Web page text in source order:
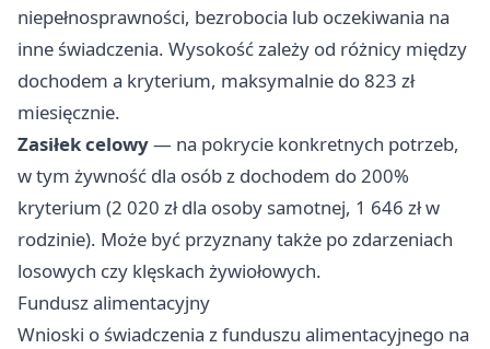
niepełnosprawności, bezrobocia lub oczekiwania na
inne świadczenia. Wysokość zależy od różnicy między
dochodem a kryterium, maksymalnie do 823 zł
miesięcznie.
Zasiłek celowy— na pokrycie konkretnych potrzeb,
w tym żywność dla osób z dochodem do 200%
kryterium (2 020 zł dla osoby samotnej, 1 646 zł w
rodzinie). Może być przyznany także po zdarzeniach
losowych czy klęskach żywiołowych.
Fundusz alimentacyjny
Wnioski o świadczenia z funduszu alimentacyjnego na